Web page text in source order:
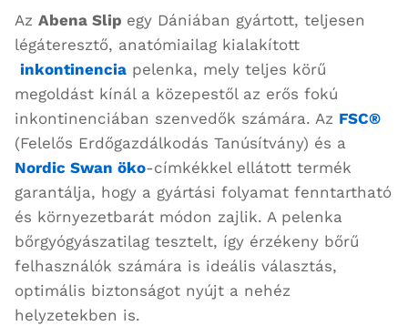
Az Abena Slip egy Dániában gyártott, teljesen
légáteresztő, anatómiailag kialakított
inkontinencia pelenka, mely teljes körű
megoldást kínál a közepestől az erős fokú
inkontinenciában szenvedők számára. Az FSC®
(Felelős Erdőgazdálkodás Tanúsítvány) és a
Nordic Swan öko-címkékkel ellátott termék
garantálja, hogy a gyártási folyamat fenntartható
és környezetbarát módon zajlik. A pelenka
bőrgyógyászatilag tesztelt, így érzékeny bőrű
felhasználók számára is ideális választás,
optimális biztonságot nyújt a nehéz
helyzetekben is.